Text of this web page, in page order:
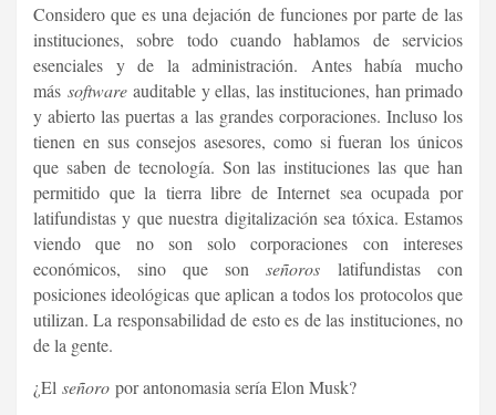
Considero que es una dejación de funciones por parte de las
instituciones, sobre todo cuando hablamos de servicios
esenciales y de la administración. Antes había mucho
más softwareauditable y ellas, las instituciones, han primado
y abierto las puertas a las grandes corporaciones. Incluso los
tienen en sus consejos asesores, como si fueran los únicos
que saben de tecnología. Son las instituciones las que han
permitido que la tierra libre de Internet sea ocupada por
latifundistas y que nuestra digitalización sea tóxica. Estamos
viendo que no son solo corporaciones con intereses
económicos, sino que sonseñoros latifundistas con
posiciones ideológicas que aplican a todos los protocolos que
utilizan. La responsabilidad de esto es de las instituciones, no
de la gente.
¿El señoro por antonomasia sería Elon Musk?